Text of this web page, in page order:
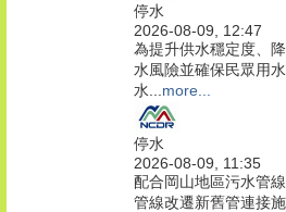
停水
2026-08-09, 12:47
為提升供水穩定度、
水風險並確保民眾用水
水... more...
停水
2026-08-09, 11:35
配合岡山地區污水管
管線改遷新舊管連接